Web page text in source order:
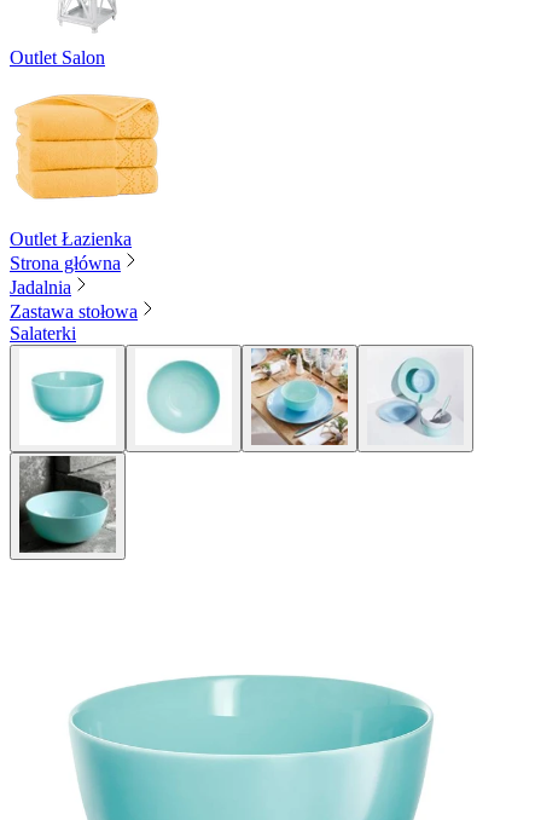
Outlet Salon
Outlet Łazienka
Strona główna
Jadalnia
Zastawa stołowa
Salaterki